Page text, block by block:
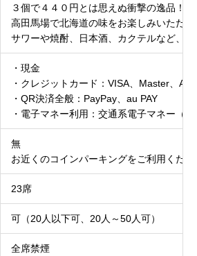
３個で４４０円とは思えぬ衝撃の逸品！
高田馬場で北海道の味をお楽しみいただ
サワーや焼酎、日本酒、カクテルなど、
・現金
・クレジットカード：VISA、Master、
・QR決済全般：PayPay、au PAY
・電子マネー利用：交通系電子マネー（
無
お近くのコインパーキングをご利用くださ
23席
可（20人以下可、20人～50人可）
全席禁煙